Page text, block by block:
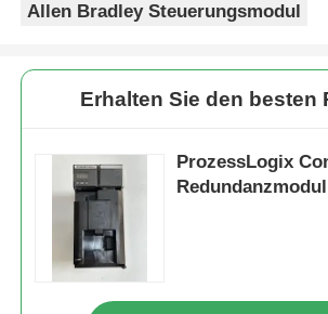
Zu Hause
Allen Bradley Steuerungsmodul
Erhalten Sie den besten
ProzessLogix
Redundanzmodul